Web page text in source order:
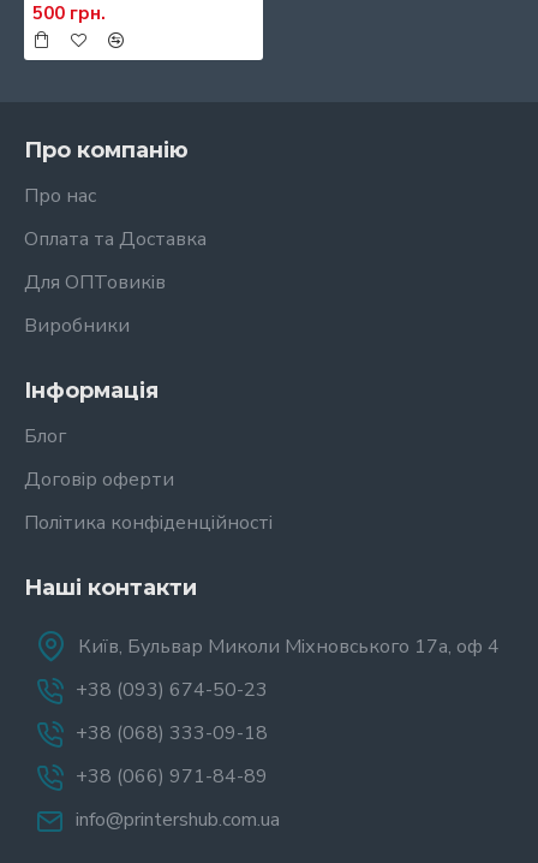
500 грн.
Про компанію
Про нас
Оплата та Доставка
Для ОПТовиків
Виробники
Інформація
Блог
Договір оферти
Політика конфіденційності
Наші контакти
Київ, Бульвар Миколи Міхновського 17а, оф 4
+38 (093) 674-50-23
+38 (068) 333-09-18
+38 (066) 971-84-89
info@printershub.com.ua